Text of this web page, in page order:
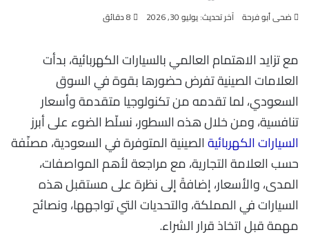
ضحى أبو فرحة آخر تحديث: يوليو 30, 2026
مع تزايد الاهتمام العالمي بالسيارات الكهربائية، بدأت
العلامات الصينية تفرض حضورها بقوة في السوق
السعودي، لما تقدمه من تكنولوجيا متقدمة وأسعار
تنافسية، ومن خلال هذه السطور، نسلّط الضوء على أبرز
السيارات الكهربائيةالصينية المتوفرة في السعودية، مصنّفة
حسب العلامة التجارية، مع مراجعة لأهم المواصفات،
المدى، والأسعار، إضافةً إلى نظرة على مستقبل هذه
السيارات في المملكة، والتحديات التي تواجهها، ونصائح
مهمة قبل اتخاذ قرار الشراء.